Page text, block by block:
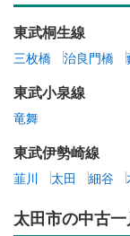
東武桐生線
三枚橋 治良門橋
東武小泉線
竜舞
東武伊勢崎線
韮川 太田 細谷
太田市の中古